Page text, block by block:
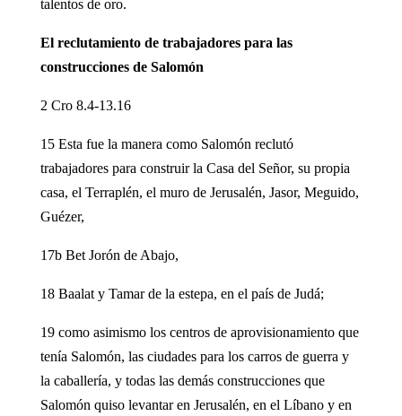
talentos de oro.
El reclutamiento de trabajadores para las
construcciones de Salomón
2 Cro 8.4-13.16
15 Esta fue la manera como Salomón reclutó
trabajadores para construir la Casa del Señor, su propia
casa, el Terraplén, el muro de Jerusalén, Jasor, Meguido,
Guézer,
17b Bet Jorón de Abajo,
18 Baalat y Tamar de la estepa, en el país de Judá;
19 como asimismo los centros de aprovisionamiento que
tenía Salomón, las ciudades para los carros de guerra y
la caballería, y todas las demás construcciones que
Salomón quiso levantar en Jerusalén, en el Líbano y en